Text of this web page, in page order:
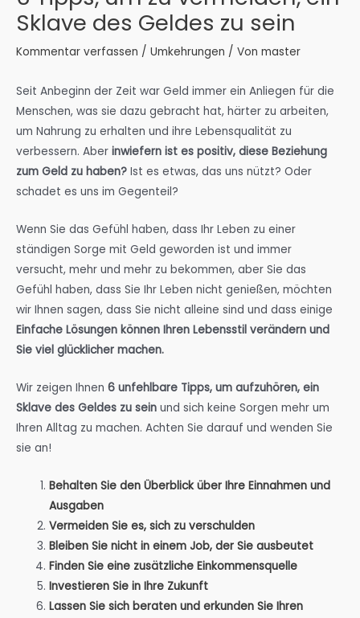
Sklave des Geldes zu sein
Kommentar verfassen / Umkehrungen / Von master
Seit Anbeginn der Zeit war Geld immer ein Anliegen für die
Menschen, was sie dazu gebracht hat, härter zu arbeiten,
um Nahrung zu erhalten und ihre Lebensqualität zu
verbessern. Aber inwiefern ist es positiv, diese Beziehung
zum Geld zu haben? Ist es etwas, das uns nützt? Oder
schadet es uns im Gegenteil?
Wenn Sie das Gefühl haben, dass Ihr Leben zu einer
ständigen Sorge mit Geld geworden ist und immer
versucht, mehr und mehr zu bekommen, aber Sie das
Gefühl haben, dass Sie Ihr Leben nicht genießen, möchten
wir Ihnen sagen, dass Sie nicht alleine sind und dass einige
Einfache Lösungen können Ihren Lebensstil verändern und
Sie viel glücklicher machen.
Wir zeigen Ihnen 6 unfehlbare Tipps, um aufzuhören, ein
Sklave des Geldes zu sein und sich keine Sorgen mehr um
Ihren Alltag zu machen. Achten Sie darauf und wenden Sie
sie an!
Behalten Sie den Überblick über Ihre Einnahmen und
Ausgaben
Vermeiden Sie es, sich zu verschulden
Bleiben Sie nicht in einem Job, der Sie ausbeutet
Finden Sie eine zusätzliche Einkommensquelle
Investieren Sie in Ihre Zukunft
Lassen Sie sich beraten und erkunden Sie Ihren